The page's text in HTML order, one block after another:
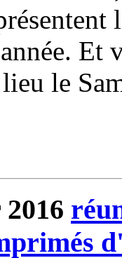
Et
le